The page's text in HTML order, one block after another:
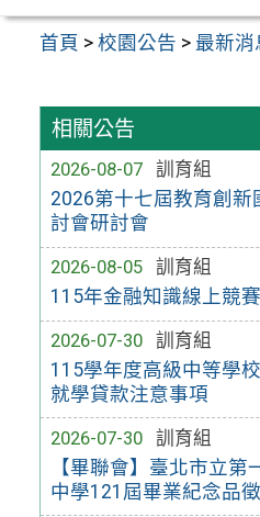
首頁 >校園公告 > 最新消
相關公告
2026-08-07
訓育組
2026第十七屆教育創新
討會研討會
2026-08-05
訓育組
115年金融知識線上競
2026-07-30
訓育組
115學年度高級中等學
就學貸款注意事項
2026-07-30
訓育組
【畢聯會】臺北市立第
中學121屆畢業紀念品